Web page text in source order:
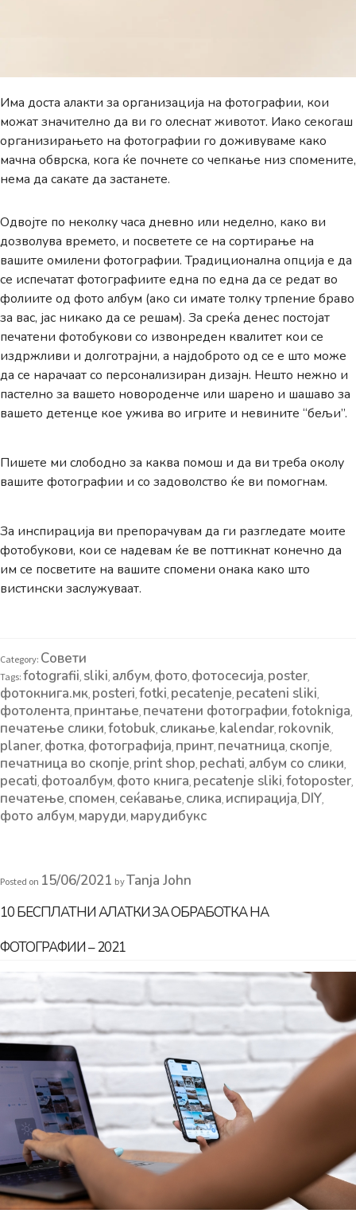
Има доста алакти за организација на фотографии, кои
можат значително да ви го олеснат животот. Иако секогаш
организирањето на фотографии го доживуваме како
мачна обврска, кога ќе почнете со чепкање низ спомените,
нема да сакате да застанете.
Одвојте по неколку часа дневно или неделно, како ви
дозволува времето, и посветете се на сортирање на
вашите омилени фотографии. Традиционална опција е да
се испечатат фотографиите една по една да се редат во
фолиите од фото албум (ако си имате толку трпение браво
за вас, јас никако да се решам). За среќа денес постојат
печатени фотобукови со извонреден квалитет кои се
издржливи и долготрајни, а најдоброто од се е што може
да се нарачаат со персонализиран дизајн. Нешто нежнo и
пастелно за вашето новороденче или шарено и шашаво за
вашето детенце кое ужива во игрите и невините “бељи”.
Пишете ми слободно за каква помош и да ви треба околу
вашите фотографии и со задоволство ќе ви помогнам.
За инспирација ви препорачувам да ги разгледате моите
фотобукови, кои се надевам ќе ве поттикнат конечно да
им се посветите на вашите спомени онака како што
вистински заслужуваат.
Category: Совети
Tags: fotografii sliki албум фото фотосесија poster
фотокнига.мк posteri fotki pecatenje pecateni sliki
фотолента принтање печатени фотографии fotokniga
печатење слики fotobuk сликање kalendar rokovnik
planer фотка фотографија принт печатница скопје
печатница во скопје print shop pechati албум со слики
pecati фотоалбум фото книга pecatenje sliki fotoposter
печатење спомен сеќавање слика испирација DIY
фото албум маруди марудибукс
Posted on 15/06/2021 byTanja John
10 БЕСПЛАТНИ АЛАТКИ ЗА ОБРАБОТКА НА
ФОТОГРАФИИ – 2021